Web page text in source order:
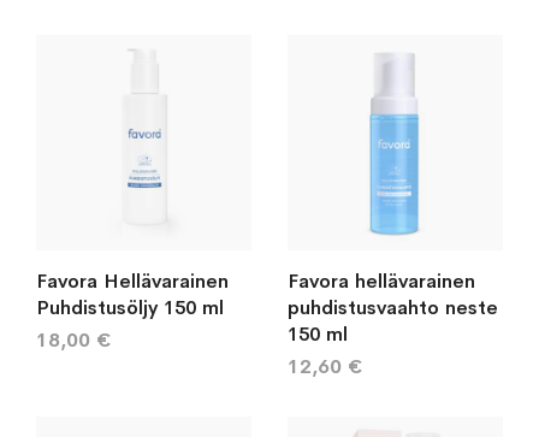
Favora Hellävarainen
Puhdistusöljy 150 ml
18,00 €
Favora hellävarainen
puhdistusvaahto neste
150 ml
12,60 €